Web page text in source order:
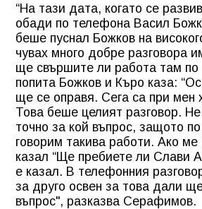
“На тази дата, когато се
обади по телефона Васил
беше пуснал Божков на
чувах много добре разговора
ще свършите ли работа там по
попита Божков и Къро каза:
ще се оправя. Сега са при мен
Това беше целият разговор.
точно за кой въпрос, защото
говорим такива работи. Ако
казал “Ще пребиете ли Слави
е казал. В телефонния
за друго освен за това дали
въпрос", разказва Серафимов.